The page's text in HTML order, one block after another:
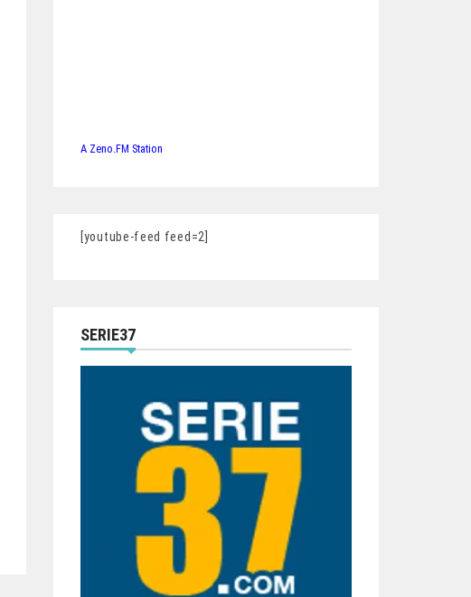
A Zeno.FM Station
[youtube-feed feed=2]
SERIE37